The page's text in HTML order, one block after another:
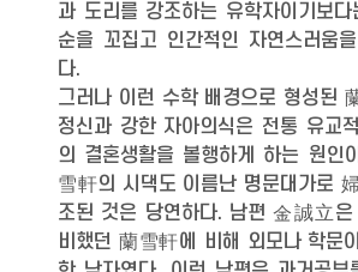
과 도리를 강조하는 유학자이기보
순을 꼬집고 인간적인 자연스러움
다.
그러나 이런 수학 배경으로 형성된
정신과 강한 자아의식은 전통 유교
의 결혼생활을 볼행하게 하는 원인
雪軒의 시댁도 이름난 명문대가로
조된 것은 당연하다. 남편 金誠立
비했던 蘭雪軒에 비해 외모나 학문